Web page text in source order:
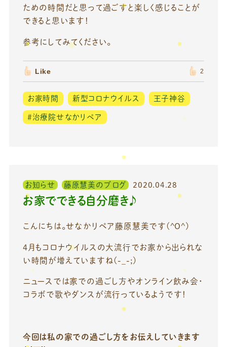
ための時間だと思って過ごすと楽しく感じることが
できると思います！
参考にしてみてください。
Like 2
お家時間 新型コロナウイルス 王子神谷
＃治療院せなかリペア
お知らせ 藤原慧美のブログ 2020.04.28
お家でできる自分磨き♪
こんにちは。せなかリペア藤原慧美です(^O^)
4月もコロナウイルスの大流行でお家から出られな
い時間が増えていますね(-_-;)
ニュースでは家での過ごし方やオンライン飲み会・
コラボで歌やダンスが流行っているようです！
今回は私の家での過ごし方をお伝えしていきます